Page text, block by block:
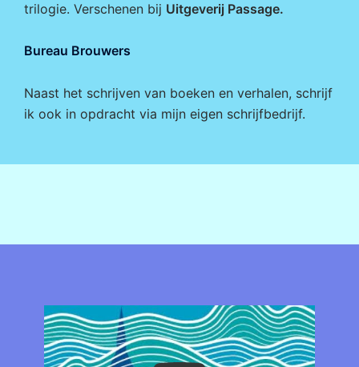
trilogie. Verschenen bij Uitgeverij Passage.
Bureau Brouwers
Naast het schrijven van boeken en verhalen, schrijf
ik ook in opdracht via mijn eigen schrijfbedrijf.